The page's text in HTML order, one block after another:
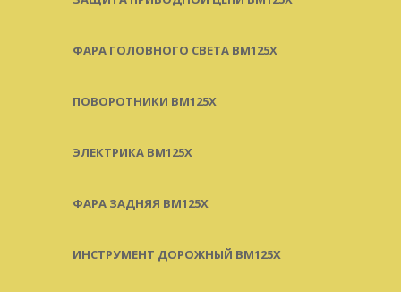
ФАРА ГОЛОВНОГО СВЕТА BM125X
ПОВОРОТНИКИ BM125X
ЭЛЕКТРИКА BM125X
ФАРА ЗАДНЯЯ BM125X
ИНСТРУМЕНТ ДОРОЖНЫЙ BM125X